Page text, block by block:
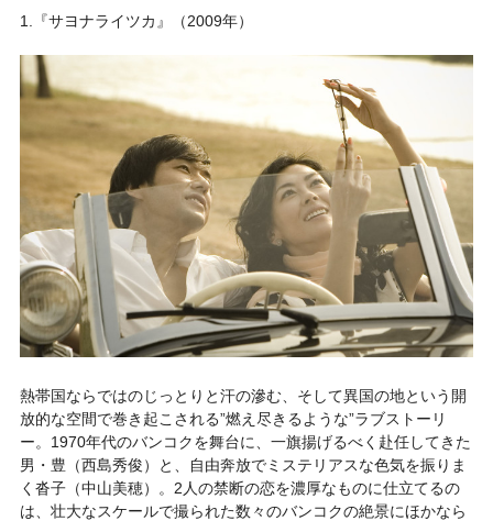
1.『サヨナライツカ』（2009年）
熱帯国ならではのじっとりと汗の滲む、そして異国の地という開
放的な空間で巻き起こされる”燃え尽きるような”ラブストーリ
ー。1970年代のバンコクを舞台に、一旗揚げるべく赴任してきた
男・豊（西島秀俊）と、自由奔放でミステリアスな色気を振りま
く沓子（中山美穂）。2人の禁断の恋を濃厚なものに仕立てるの
は、壮大なスケールで撮られた数々のバンコクの絶景にほかなら